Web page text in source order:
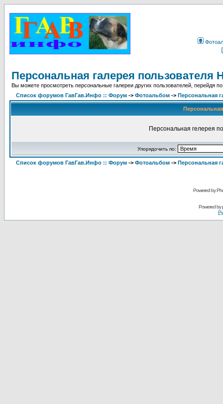
Персональная галерея пользователя
Вы можете просмотреть персональные галереи других пользователей, перейдя
Список форумов ГавГав.Инфо :: Форум -> Фотоальбом -> Персональная
Персональная гелерея
Упорядочить по:
Список форумов ГавГав.Инфо :: Форум -> Фотоальбом -> Персональная
Powered by
Powered by